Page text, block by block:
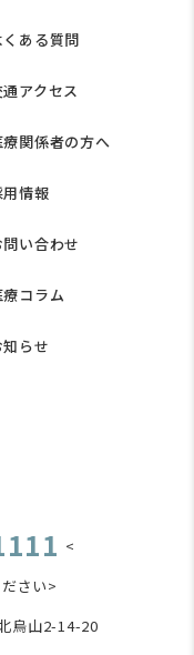
くある質問
通アクセス
療関係者の方へ
用情報
問い合わせ
療コラム
知らせ
<
さい>
烏山2-14-20